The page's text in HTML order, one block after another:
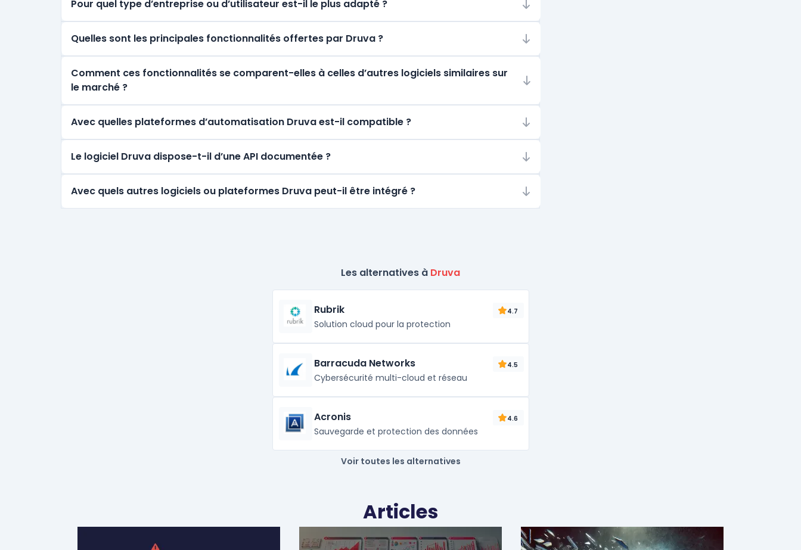
Pour quel type d’entreprise ou d’utilisateur est-il le plus adapté ?
Quelles sont les principales fonctionnalités offertes par Druva ?
Comment ces fonctionnalités se comparent-elles à celles d’autres logiciels similaires sur
le marché ?
Avec quelles plateformes d’automatisation Druva est-il compatible ?
Le logiciel Druva dispose-t-il d’une API documentée ?
Avec quels autres logiciels ou plateformes Druva peut-il être intégré ?
Les alternatives à Druva
Rubrik 4.7
Solution cloud pour la protection
Barracuda Networks 4.5
Cybersécurité multi-cloud et réseau
Acronis 4.6
Sauvegarde et protection des données
Voir toutes les alternatives
Articles